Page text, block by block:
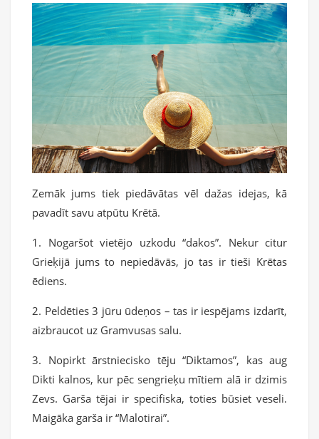
Zemāk jums tiek piedāvātas vēl dažas idejas, kā
pavadīt savu atpūtu Krētā.
1. Nogaršot vietējo uzkodu “dakos”. Nekur citur
Grieķijā jums to nepiedāvās, jo tas ir tieši Krētas
ēdiens.
2. Peldēties 3 jūru ūdeņos – tas ir iespējams izdarīt,
aizbraucot uz Gramvusas salu.
3. Nopirkt ārstniecisko tēju “Diktamos”, kas aug
Dikti kalnos, kur pēc sengrieķu mītiem alā ir dzimis
Zevs. Garša tējai ir specifiska, toties būsiet veseli.
Maigāka garša ir “Malotirai”.